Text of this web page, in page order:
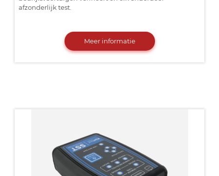
afzonderlijk test.
Meer informatie